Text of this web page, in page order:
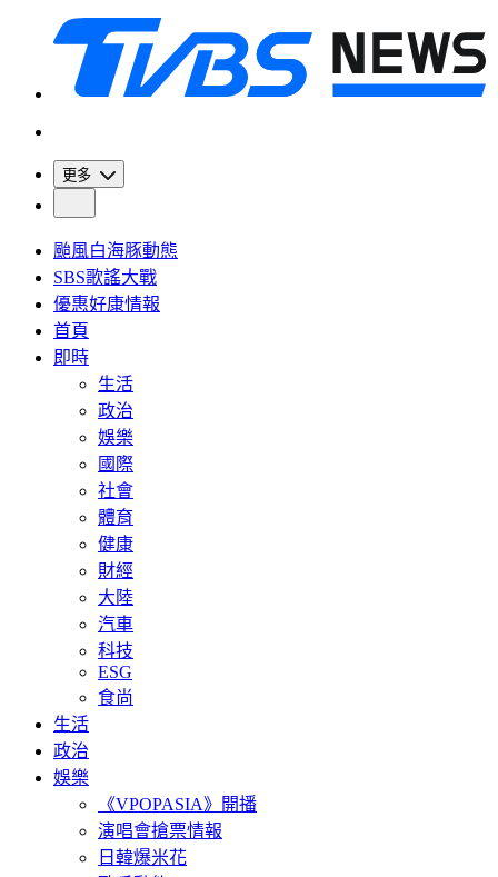
更多
颱風白海豚動態
SBS歌謠大戰
優惠好康情報
首頁
即時
生活
政治
娛樂
國際
社會
體育
健康
財經
大陸
汽車
科技
ESG
食尚
生活
政治
娛樂
《VPOPASIA》開播
演唱會搶票情報
日韓爆米花